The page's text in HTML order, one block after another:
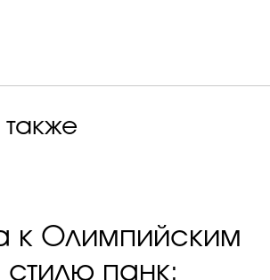
также
к Олимпийским
стилю панк: